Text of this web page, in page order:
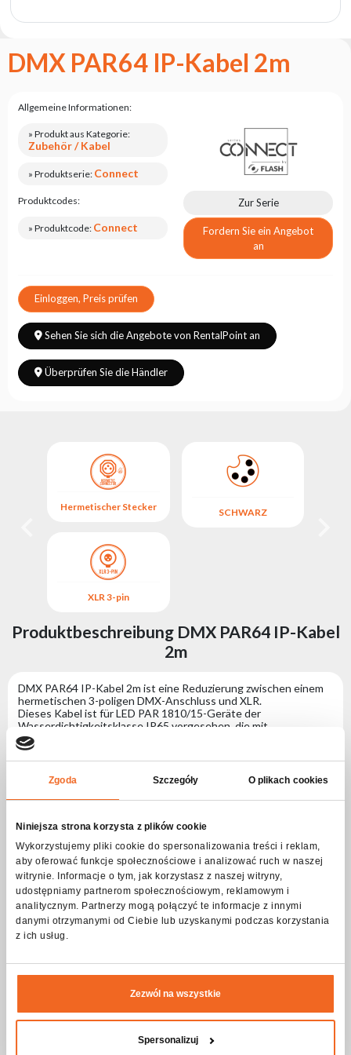
Zgoda Szczegóły O plikach cookies
Niniejsza strona korzysta z plików cookie
Wykorzystujemy pliki cookie do spersonalizowania treści i reklam,
aby oferować funkcje społecznościowe i analizować ruch w naszej
witrynie. Informacje o tym, jak korzystasz z naszej witryny,
udostępniamy partnerom społecznościowym, reklamowym i
analitycznym. Partnerzy mogą połączyć te informacje z innymi
danymi otrzymanymi od Ciebie lub uzyskanymi podczas korzystania
z ich usług.
Zezwól na wszystkie
Spersonalizuj
Kontakt
Serviceanfrage
Rücksendung
des
Produkts
Test
Leasing
Wählen
Serie
DMX PAR64 IP-Kabel 2m
Allgemeine Informationen:
» Produkt aus Kategorie:
Zubehör / Kabel
» Produktserie: Connect
Produktcodes:
» Produktcode: Connect
Zur Serie
Fordern Sie ein Angebot
an
Einloggen, Preis prüfen
Sehen Sie sich die Angebote von RentalPoint an
Überprüfen Sie die Händler
Hermetischer Stecker
XLR 3-pin
SCHWARZ
Produktbeschreibung DMX PAR64 IP-Kabel
2m
DMX PAR64 IP-Kabel 2m ist eine Reduzierung zwischen einem
hermetischen 3-poligen DMX-Anschluss und XLR.
Dieses Kabel ist für LED PAR 1810/15-Geräte der
Wasserdichtigkeitsklasse IP65 vorgesehen, die mit
hermetischen Anschlüssen ausgestattet sind.
Dieses Kabel zeichnet sich durch hohe Effizienz und
Zuverlässigkeit im Betrieb aus.
Spezifikation DMX PAR64 IP-Kabel 2m
Anschlüsse
DMX IN
3-poliger hermetischer Stecker
DMX OUT
3-pin XLR
Physikalische Parameter